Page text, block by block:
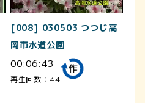
[008] 030503 つつじ高
岡市水道公園
00:06:43
再生回数：44